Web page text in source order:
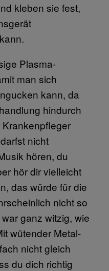
kleben sie fest,
Plasma-
man sich
kann, da
hindurch
nicht
hören, du
hör dir vielleicht
das würde für die
nicht so
ganz witzig, wie
wütender Metal-
nicht gleich
du dich richtig